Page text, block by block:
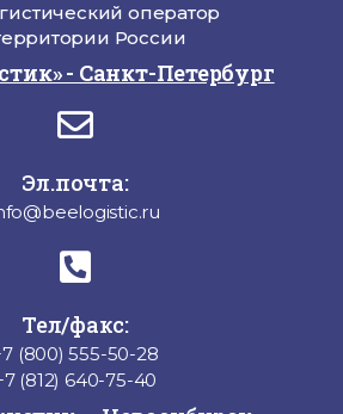
оператор
России
- Санкт-Петербург
Эл.почта:
Тел/факс:
(800) 555-50-28
(812) 640-75-40